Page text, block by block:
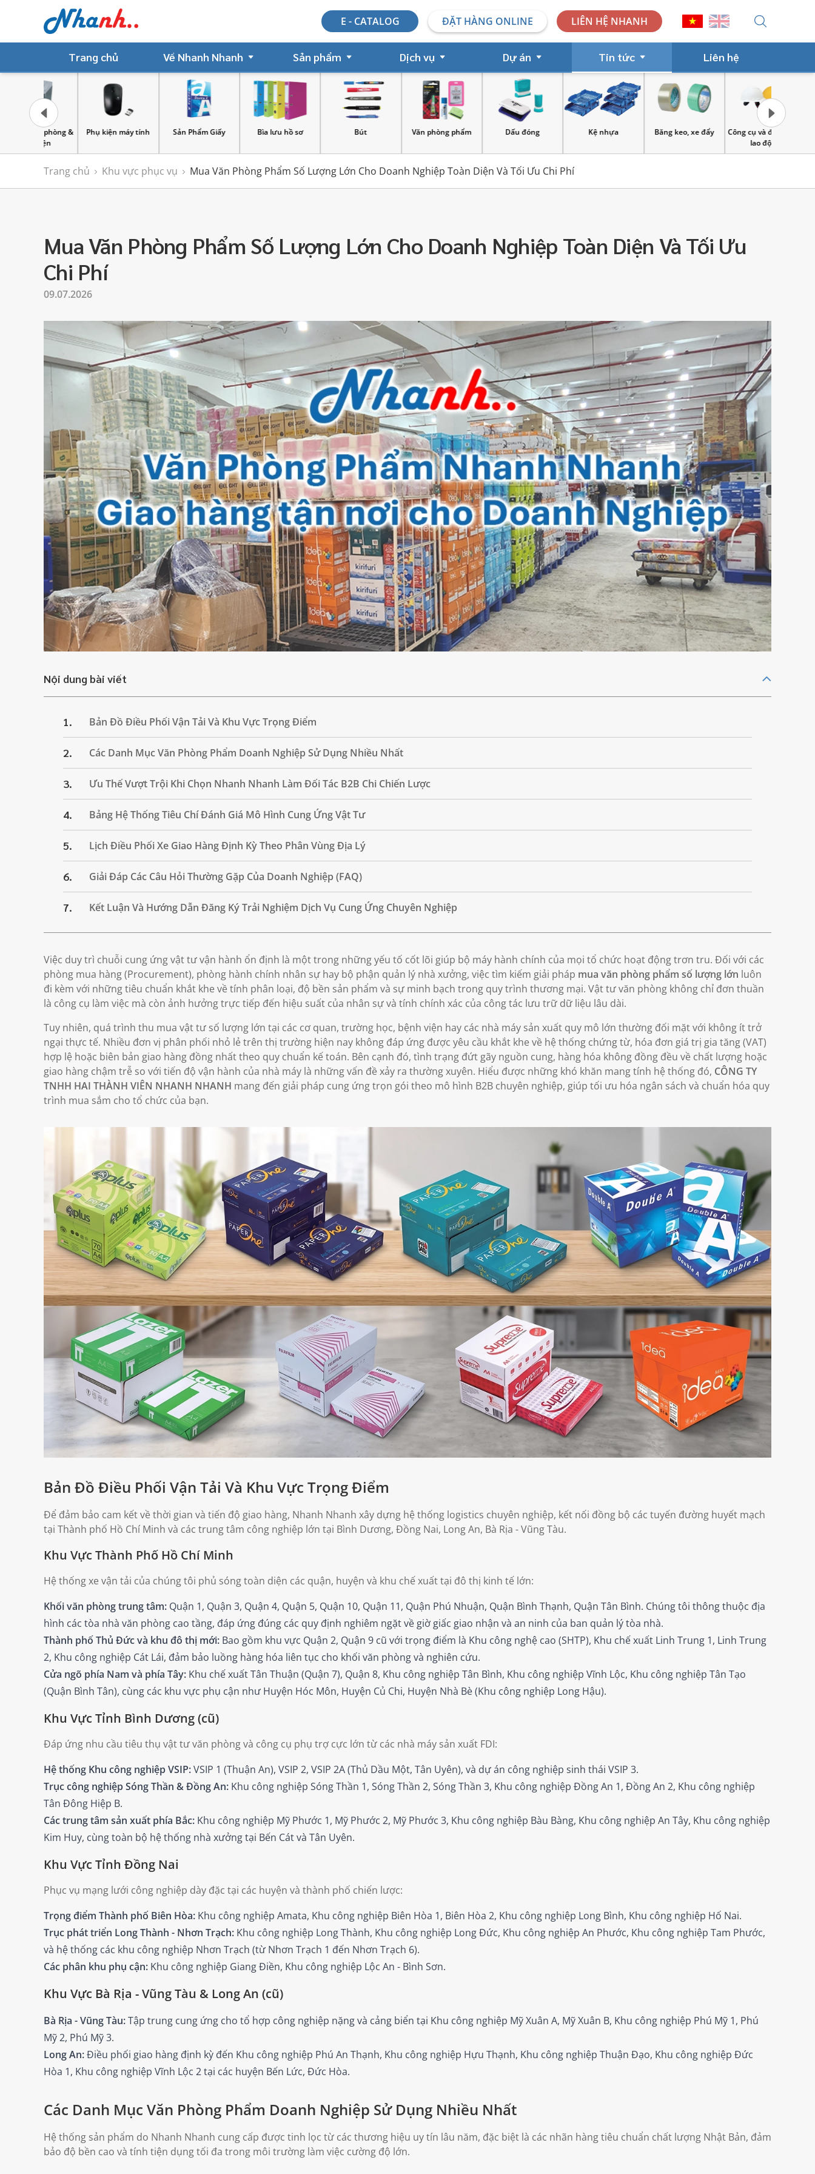
E - CATALOG ĐẶT HÀNG ONLINE LIÊN HỆ NHANH
Trang chủ Về Nhanh Nhanh Sản phẩm Dịch vụ Dự án Tin tức Liên hệ
Sản Phẩm Giấy Bìa lưu hồ sơ Văn phòng phẩm Dấu đóng Băng keo, xe đẩy
Công cụ và đồ bảo hộ Hàng tiêu dùng & chất
Trang chủ Khu vực phục vụ Mua Văn Phòng Phẩm Số Lượng Lớn Cho Doanh Nghiệp Toàn Diện Và Tối Ưu Chi Phí
Mua Văn Phòng Phẩm Số Lượng Lớn Cho Doanh Nghiệp Toàn Diện Và Tối Ưu
Chi Phí
09.07.2026
Nội dung bài viết
1. Bản Đồ Điều Phối Vận Tải Và Khu Vực Trọng Điểm
2. Các Danh Mục Văn Phòng Phẩm Doanh Nghiệp Sử Dụng Nhiều Nhất
3. Ưu Thế Vượt Trội Khi Chọn Nhanh Nhanh Làm Đối Tác B2B Chi Chiến Lược
4. Bảng Hệ Thống Tiêu Chí Đánh Giá Mô Hình Cung Ứng Vật Tư
5. Lịch Điều Phối Xe Giao Hàng Định Kỳ Theo Phân Vùng Địa Lý
6. Giải Đáp Các Câu Hỏi Thường Gặp Của Doanh Nghiệp (FAQ)
7. Kết Luận Và Hướng Dẫn Đăng Ký Trải Nghiệm Dịch Vụ Cung Ứng Chuyên Nghiệp
Việc duy trì chuỗi cung ứng vật tư vận hành ổn định là một trong những yếu tố cốt lõi giúp bộ máy hành chính của mọi tổ chức hoạt động trơn tru. Đối với các
phòng mua hàng (Procurement), phòng hành chính nhân sự hay bộ phận quản lý nhà xưởng, việc tìm kiếm giải pháp mua văn phòng phẩm số lượng lớn luôn
đi kèm với những tiêu chuẩn khắt khe về tính phân loại, độ bền sản phẩm và sự minh bạch trong quy trình thương mại. Vật tư văn phòng không chỉ đơn thuần
là công cụ làm việc mà còn ảnh hưởng trực tiếp đến hiệu suất của nhân sự và tính chính xác của công tác lưu trữ dữ liệu lâu dài.
Tuy nhiên, quá trình thu mua vật tư số lượng lớn tại các cơ quan, trường học, bệnh viện hay các nhà máy sản xuất quy mô lớn thường đối mặt với không ít trở
ngại thực tế. Nhiều đơn vị phân phối nhỏ lẻ trên thị trường hiện nay không đáp ứng được yêu cầu khắt khe về hệ thống chứng từ, hóa đơn giá trị gia tăng (VAT)
hợp lệ hoặc biên bản giao hàng đồng nhất theo quy chuẩn kế toán. Bên cạnh đó, tình trạng đứt gãy nguồn cung, hàng hóa không đồng đều về chất lượng hoặc
giao hàng chậm trễ so với tiến độ vận hành của nhà máy là những vấn đề xảy ra thường xuyên. Hiểu được những khó khăn mang tính hệ thống đó, CÔNG TY
TNHH HAI THÀNH VIÊN NHANH NHANH mang đến giải pháp cung ứng trọn gói theo mô hình B2B chuyên nghiệp, giúp tối ưu hóa ngân sách và chuẩn hóa quy
trình mua sắm cho tổ chức của bạn.
Bản Đồ Điều Phối Vận Tải Và Khu Vực Trọng Điểm
Để đảm bảo cam kết về thời gian và tiến độ giao hàng, Nhanh Nhanh xây dựng hệ thống logistics chuyên nghiệp, kết nối đồng bộ các tuyến đường huyết mạch
tại Thành phố Hồ Chí Minh và các trung tâm công nghiệp lớn tại Bình Dương, Đồng Nai, Long An, Bà Rịa - Vũng Tàu.
Khu Vực Thành Phố Hồ Chí Minh
Hệ thống xe vận tải của chúng tôi phủ sóng toàn diện các quận, huyện và khu chế xuất tại đô thị kinh tế lớn:
Khối văn phòng trung tâm: Quận 1, Quận 3, Quận 4, Quận 5, Quận 10, Quận 11, Quận Phú Nhuận, Quận Bình Thạnh, Quận Tân Bình. Chúng tôi thông thuộc địa
hình các tòa nhà văn phòng cao tầng, đáp ứng đúng các quy định nghiêm ngặt về giờ giấc giao nhận và an ninh của ban quản lý tòa nhà.
Thành phố Thủ Đức và khu đô thị mới: Bao gồm khu vực Quận 2, Quận 9 cũ với trọng điểm là Khu công nghệ cao (SHTP), Khu chế xuất Linh Trung 1, Linh Trung
2, Khu công nghiệp Cát Lái, đảm bảo luồng hàng hóa liên tục cho khối văn phòng và nghiên cứu.
Cửa ngõ phía Nam và phía Tây: Khu chế xuất Tân Thuận (Quận 7), Quận 8, Khu công nghiệp Tân Bình, Khu công nghiệp Vĩnh Lộc, Khu công nghiệp Tân Tạo
(Quận Bình Tân), cùng các khu vực phụ cận như Huyện Hóc Môn, Huyện Củ Chi, Huyện Nhà Bè (Khu công nghiệp Long Hậu).
Khu Vực Tỉnh Bình Dương (cũ)
Đáp ứng nhu cầu tiêu thụ vật tư văn phòng và công cụ phụ trợ cực lớn từ các nhà máy sản xuất FDI:
Hệ thống Khu công nghiệp VSIP:VSIP 1 (Thuận An), VSIP 2, VSIP 2A (Thủ Dầu Một, Tân Uyên), và dự án công nghiệp sinh thái VSIP 3.
Trục công nghiệp Sóng Thần & Đồng An: Khu công nghiệp Sóng Thần 1, Sóng Thần 2, Sóng Thần 3, Khu công nghiệp Đồng An 1, Đồng An 2, Khu công nghiệp
Tân Đông Hiệp B.
Các trung tâm sản xuất phía Bắc: Khu công nghiệp Mỹ Phước 1, Mỹ Phước 2, Mỹ Phước 3, Khu công nghiệp Bàu Bàng, Khu công nghiệp An Tây, Khu công nghiệp
Kim Huy, cùng toàn bộ hệ thống nhà xưởng tại Bến Cát và Tân Uyên.
Khu Vực Tỉnh Đồng Nai
Phục vụ mạng lưới công nghiệp dày đặc tại các huyện và thành phố chiến lược:
Trọng điểm Thành phố Biên Hòa: Khu công nghiệp Amata, Khu công nghiệp Biên Hòa 1, Biên Hòa 2, Khu công nghiệp Long Bình, Khu công nghiệp Hố Nai.
Trục phát triển Long Thành - Nhơn Trạch: Khu công nghiệp Long Thành, Khu công nghiệp Long Đức, Khu công nghiệp An Phước, Khu công nghiệp Tam Phước,
và hệ thống các khu công nghiệp Nhơn Trạch (từ Nhơn Trạch 1 đến Nhơn Trạch 6).
Các phân khu phụ cận: Khu công nghiệp Giang Điền, Khu công nghiệp Lộc An - Bình Sơn.
Khu Vực Bà Rịa - Vũng Tàu & Long An (cũ)
Bà Rịa - Vũng Tàu:Tập trung cung ứng cho tổ hợp công nghiệp nặng và cảng biển tại Khu công nghiệp Mỹ Xuân A, Mỹ Xuân B, Khu công nghiệp Phú Mỹ 1, Phú
Mỹ 2, Phú Mỹ 3.
Long An:Điều phối giao hàng định kỳ đến Khu công nghiệp Phú An Thạnh, Khu công nghiệp Hựu Thạnh, Khu công nghiệp Thuận Đạo, Khu công nghiệp Đức
Hòa 1, Khu công nghiệp Vĩnh Lộc 2 tại các huyện Bến Lức, Đức Hòa.
Các Danh Mục Văn Phòng Phẩm Doanh Nghiệp Sử Dụng Nhiều Nhất
Hệ thống sản phẩm do Nhanh Nhanh cung cấp được tinh lọc từ các thương hiệu uy tín lâu năm, đặc biệt là các nhãn hàng tiêu chuẩn chất lượng Nhật Bản, đảm
bảo độ bền cao và tính tiện dụng tối đa trong môi trường làm việc cường độ lớn.